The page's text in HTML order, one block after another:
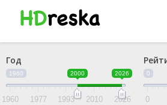
Год
1960 2000 2026
1960 1977 1993 2010 2026
0
0